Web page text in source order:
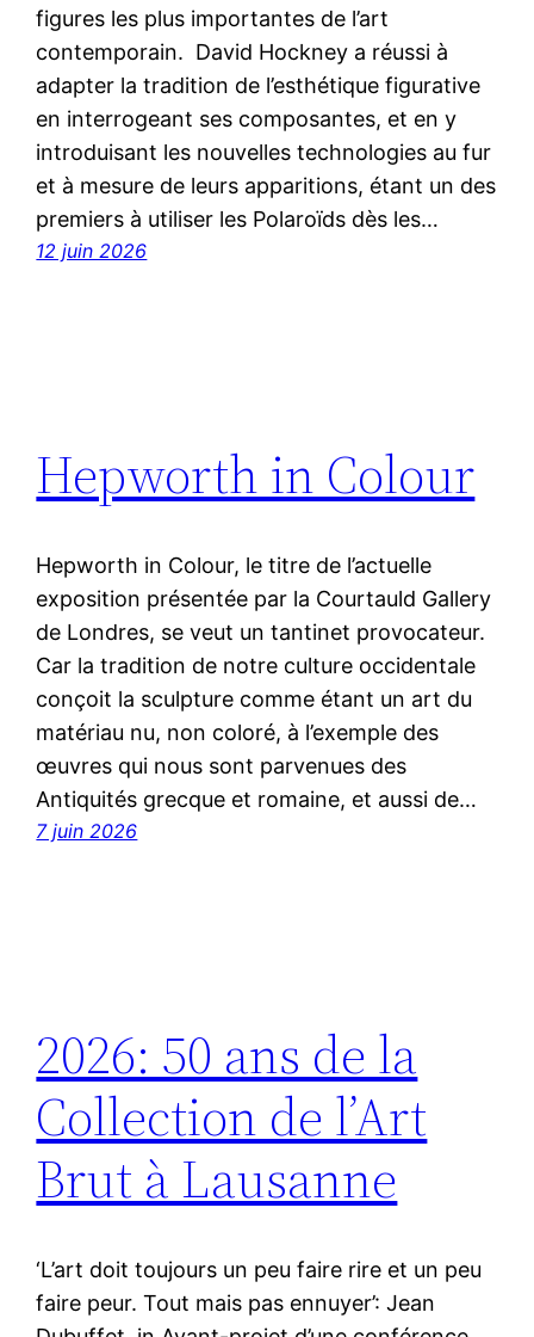
figures les plus importantes de l’art
contemporain. David Hockney a réussi à
adapter la tradition de l’esthétique figurative
en interrogeant ses composantes, et en y
introduisant les nouvelles technologies au fur
et à mesure de leurs apparitions, étant un des
premiers à utiliser les Polaroïds dès les…
12 juin 2026
Hepworth in Colour
Hepworth in Colour, le titre de l’actuelle
exposition présentée par la Courtauld Gallery
de Londres, se veut un tantinet provocateur.
Car la tradition de notre culture occidentale
conçoit la sculpture comme étant un art du
matériau nu, non coloré, à l’exemple des
œuvres qui nous sont parvenues des
Antiquités grecque et romaine, et aussi de…
7 juin 2026
2026: 50 ans de la
Collection de l’Art
Brut à Lausanne
‘L’art doit toujours un peu faire rire et un peu
faire peur. Tout mais pas ennuyer’: Jean